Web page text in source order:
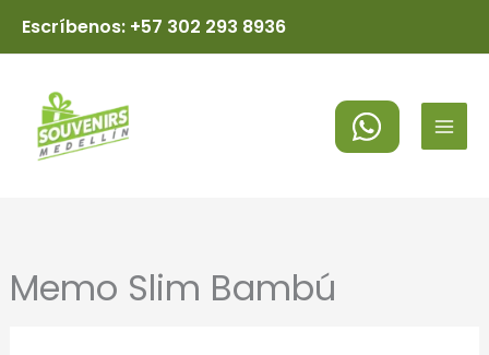
Escríbenos: +57 302 293 8936
Memo Slim Bambú